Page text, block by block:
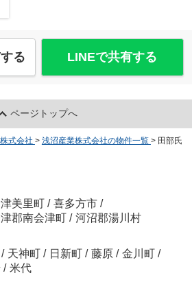
る LINEで共有する
ページトップへ
式会社 > 浅沼産業株式会社の物件一覧 > 田部氏
美里町 / 喜多方市 /
郡南会津町 / 河沼郡湯川村
/ 天神町 / 日新町 / 藤原 / 金川町 /
/ 米代